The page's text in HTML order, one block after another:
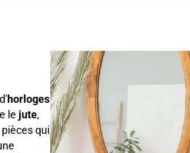
horloges
le jute,
qui